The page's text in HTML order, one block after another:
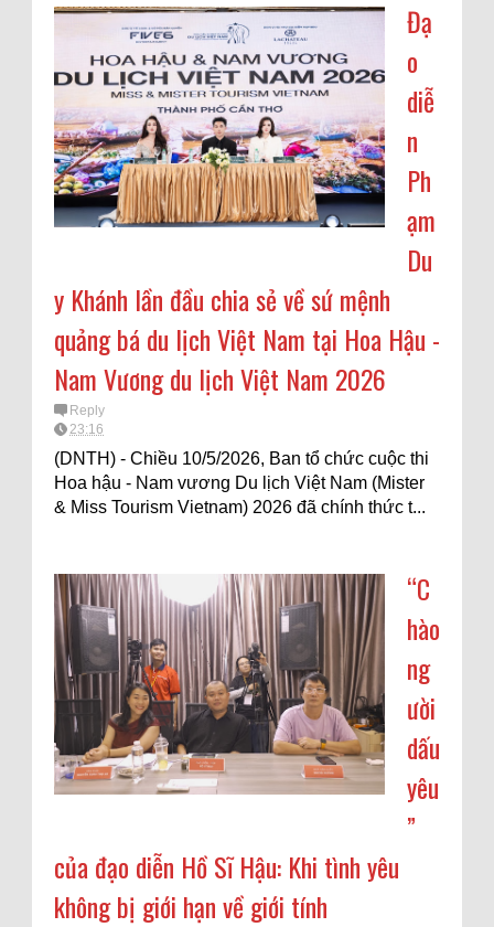
Đạ
o
diễ
n
Ph
ạm
Du
y Khánh lần đầu chia sẻ về sứ mệnh
quảng bá du lịch Việt Nam tại Hoa Hậu -
Nam Vương du lịch Việt Nam 2026
Reply
23:16
(DNTH) - Chiều 10/5/2026, Ban tổ chức cuộc thi
Hoa hậu - Nam vương Du lịch Việt Nam (Mister
& Miss Tourism Vietnam) 2026 đã chính thức t...
“C
hào
ng
ười
dấu
yêu
”
của đạo diễn Hồ Sĩ Hậu: Khi tình yêu
không bị giới hạn về giới tính